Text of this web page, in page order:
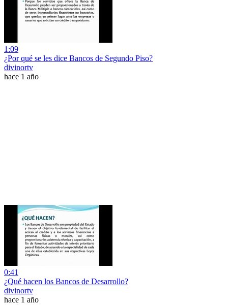
1:09
¿Por qué se les dice Bancos de Segundo Piso?
divinortv
hace 1 año
0:41
¿Qué hacen los Bancos de Desarrollo?
divinortv
hace 1 año